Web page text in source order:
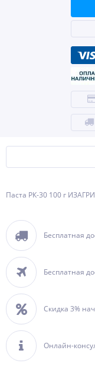
Паста РК-30 100 г
Бесплатная
Бесплатная
Скидка 3%
Онлайн-